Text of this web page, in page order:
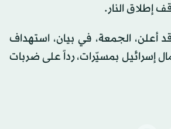
إطلاق النار.
أعلن، الجمعة، في بيان، استهداف
إسرائيل بمسيّرات، رداً على ضربات